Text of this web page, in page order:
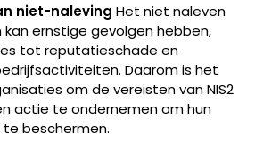
niet-naleving Het niet naleven
kan ernstige gevolgen hebben,
tot reputatieschade en
Daarom is het
om de vereisten van NIS2
actie te ondernemen om hun
beschermen.